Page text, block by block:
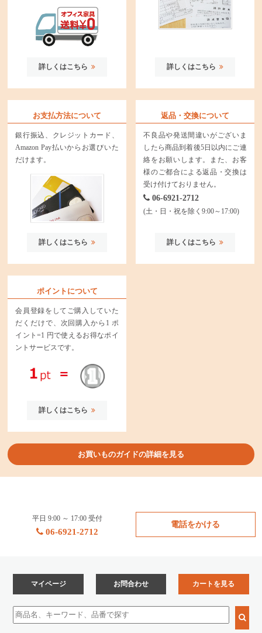
詳しくはこちら 詳しくはこちら
お支払方法について
銀行振込、クレジットカード、
Amazon Pay払いからお選びいた
だけます。
詳しくはこちら
返品・交換について
不良品や発送間違いがございま
したら商品到着後5日以内にご連
絡をお願いします。また、お客
様のご都合による返品・交換は
受け付けておりません。
06-6921-2712
(土・日・祝を除く9:00～17:00)
詳しくはこちら
ポイントについて
会員登録をしてご購入していた
だくだけで、次回購入から1 ポ
イント=1 円で使えるお得なポイ
ントサービスです。
詳しくはこちら
お買いものガイドの詳細を見る
平日 9:00 ～ 17:00 受付
06-6921-2712
電話をかける
マイページ お問合わせ カートを見る